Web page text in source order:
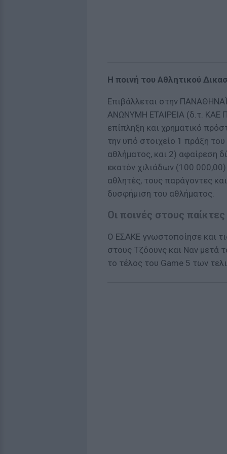
Η ποινή του Αθλητικού
Επιβάλλεται στην
ΑΝΩΝΥΜΗ ΕΤΑΙΡΕΙΑ (δ.τ. ΚΑΕ
επίπληξη και χρηματικό
την υπό στοιχείο 1 πράξη
αθλήματος, και 2) αφαίρεση
εκατόν χιλιάδων
αθλητές, τους παράγοντες
δυσφήμιση του αθλήματος.
Οι ποινές στους παίκτες
Ο ΕΣΑΚΕ γνωστοποίησε και
στους Τζόουνς και Ναν μετά
το τέλος του Game 5 των